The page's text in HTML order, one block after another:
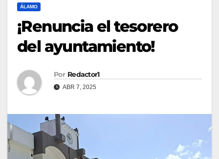
ÁLAMO
¡Renuncia el tesorero
del ayuntamiento!
Por Redactor1
ABR 7, 2025